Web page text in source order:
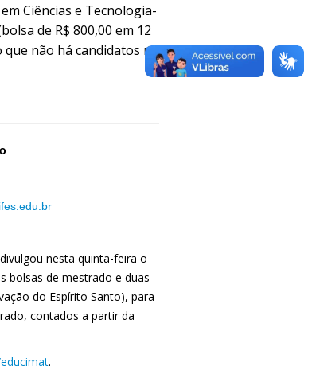
Ciências e Tecnologia-
de R$ 800,00 em 12
que não há candidatos na
nesta quinta-feira o
bolsas de mestrado e duas
do Espírito Santo), para
contados a partir da
.